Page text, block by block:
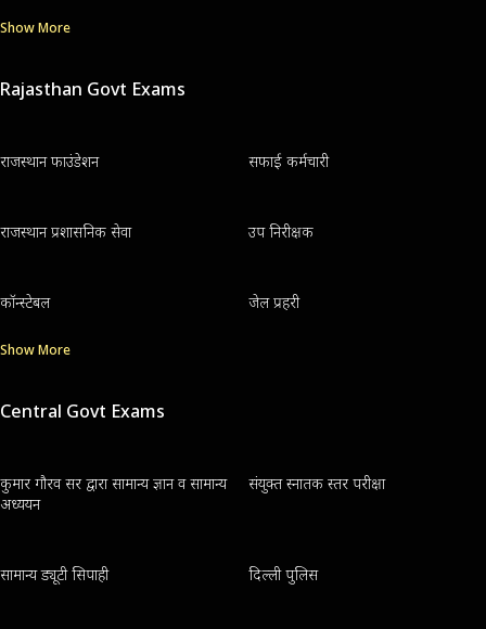
Show More
Rajasthan Govt Exams
राजस्थान फाउंडेशन सफाई कर्मचारी
राजस्थान प्रशासनिक सेवा उप निरीक्षक
कॉन्स्टेबल जेल प्रहरी
Show More
Central Govt Exams
कुमार गौरव सर द्वारा सामान्य ज्ञान व सामान्य
अध्ययन
संयुक्त स्नातक स्तर परीक्षा
सामान्य ड्यूटी सिपाही दिल्ली पुलिस